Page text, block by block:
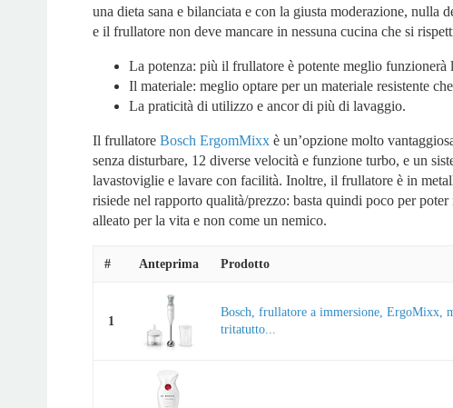
una dieta sana e bilanciata e con la giusta moderazione, nulla
e il frullatore non deve mancare in nessuna cucina che si
La potenza: più il frullatore è potente meglio funzionerà
Il materiale: meglio optare per un materiale resistente
La praticità di utilizzo e ancor di più di lavaggio.
Il frullatore Bosch ErgomMixx è un’opzione molto
senza disturbare, 12 diverse velocità e funzione turbo, e un
lavastoviglie e lavare con facilità. Inoltre, il frullatore è in
risiede nel rapporto qualità/prezzo: basta quindi poco per
alleato per la vita e non come un nemico.
# Anteprima Prodotto
1
Bosch, frullatore a immersione, ErgoMixx,
tritatutto...